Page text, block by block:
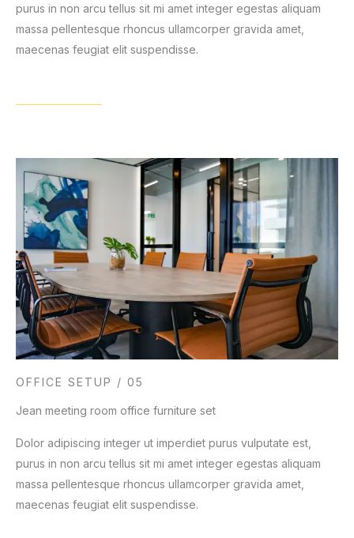
purus in non arcu tellus sit mi amet integer egestas aliquam
massa pellentesque rhoncus ullamcorper gravida amet,
maecenas feugiat elit suspendisse.
OFFICE SETUP / 05
Jean meeting room office furniture set
Dolor adipiscing integer ut imperdiet purus vulputate est,
purus in non arcu tellus sit mi amet integer egestas aliquam
massa pellentesque rhoncus ullamcorper gravida amet,
maecenas feugiat elit suspendisse.